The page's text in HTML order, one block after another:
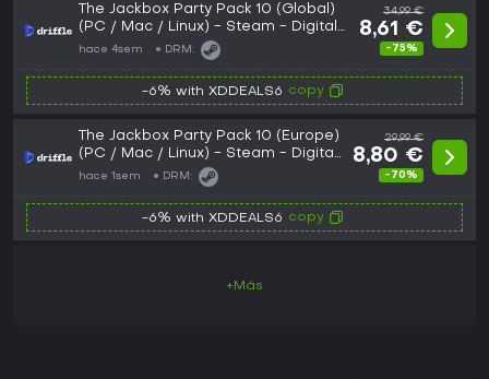
The Jackbox Party Pack 10 (Global)
(PC / Mac / Linux) - Steam - Digital
Key
hace 4sem DRM:
34,99 €
8,61 €
-75%
-6% with XDDEALS6 copy
The Jackbox Party Pack 10 (Europe)
(PC / Mac / Linux) - Steam - Digital
Key
hace 1sem DRM:
29,99 €
8,80 €
-70%
-6% with XDDEALS6 copy
+Más